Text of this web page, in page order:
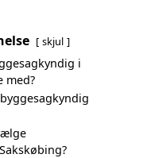
skjul
i
med?